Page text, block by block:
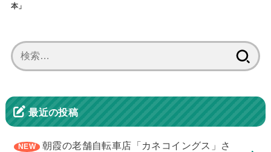
本」
索:
最近の投稿
朝霞の老舗自転車店「カネコイングス」さ